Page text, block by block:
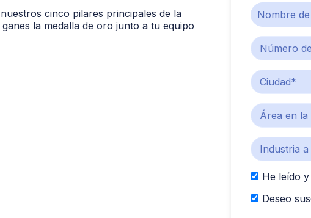
cinco pilares principales de la
la medalla de oro junto a tu equipo
He leído
Deseo